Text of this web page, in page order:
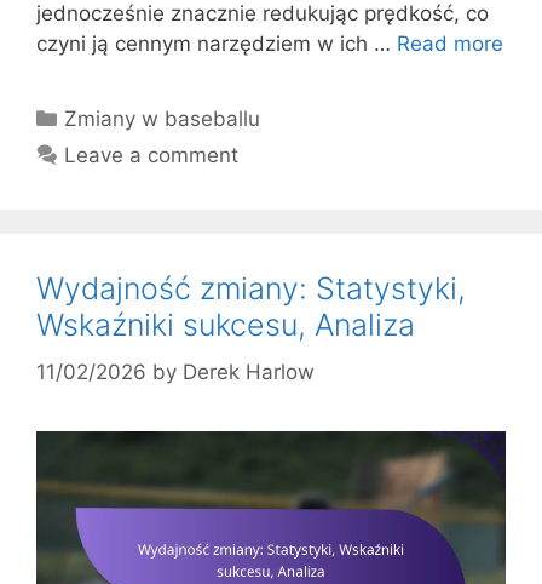
jednocześnie znacznie redukując prędkość, co
czyni ją cennym narzędziem w ich … Read more
Categories
Zmiany w baseballu
Leave a comment
Wydajność zmiany: Statystyki,
Wskaźniki sukcesu, Analiza
11/02/2026 by Derek Harlow